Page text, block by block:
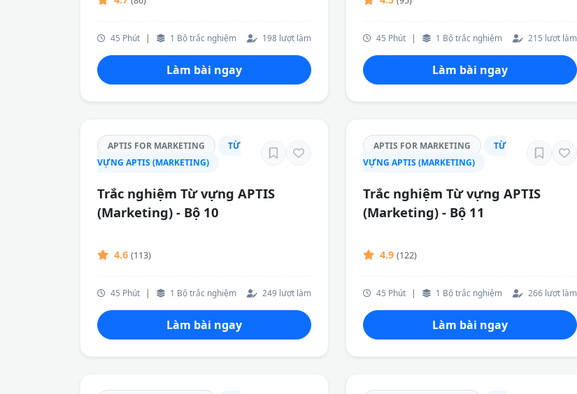
45 Phút | 1 Bộ trắc nghiệm 198 lượt làm
Làm bài ngay
45 Phút | 1 Bộ trắc nghiệm 215 lượt làm
Làm bài ngay
APTIS FOR MARKETING
TỪ
VỰNG APTIS (MARKETING)
Trắc nghiệm Từ vựng APTIS
(Marketing) - Bộ 10
4.6 (113)
45 Phút | 1 Bộ trắc nghiệm 249 lượt làm
Làm bài ngay
APTIS FOR MARKETING
TỪ
VỰNG APTIS (MARKETING)
Trắc nghiệm Từ vựng APTIS
(Marketing) - Bộ 11
4.9 (122)
45 Phút | 1 Bộ trắc nghiệm 266 lượt làm
Làm bài ngay